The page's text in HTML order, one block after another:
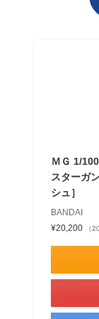
ＭＧ 1/
スターガ
シュ］
BANDAI
¥20,200
（